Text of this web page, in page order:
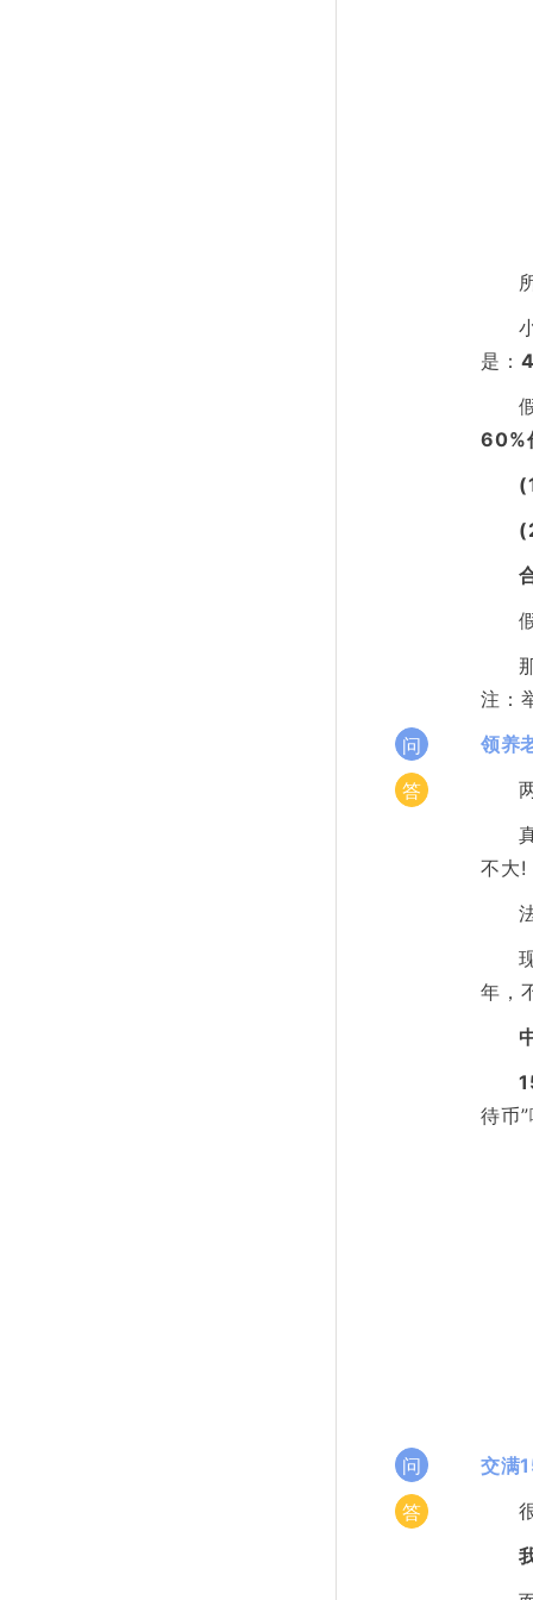
是：
60%
注：
问
领养
答
不大!
年，
待币
问
交满
答